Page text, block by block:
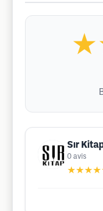
Sır
0 avis